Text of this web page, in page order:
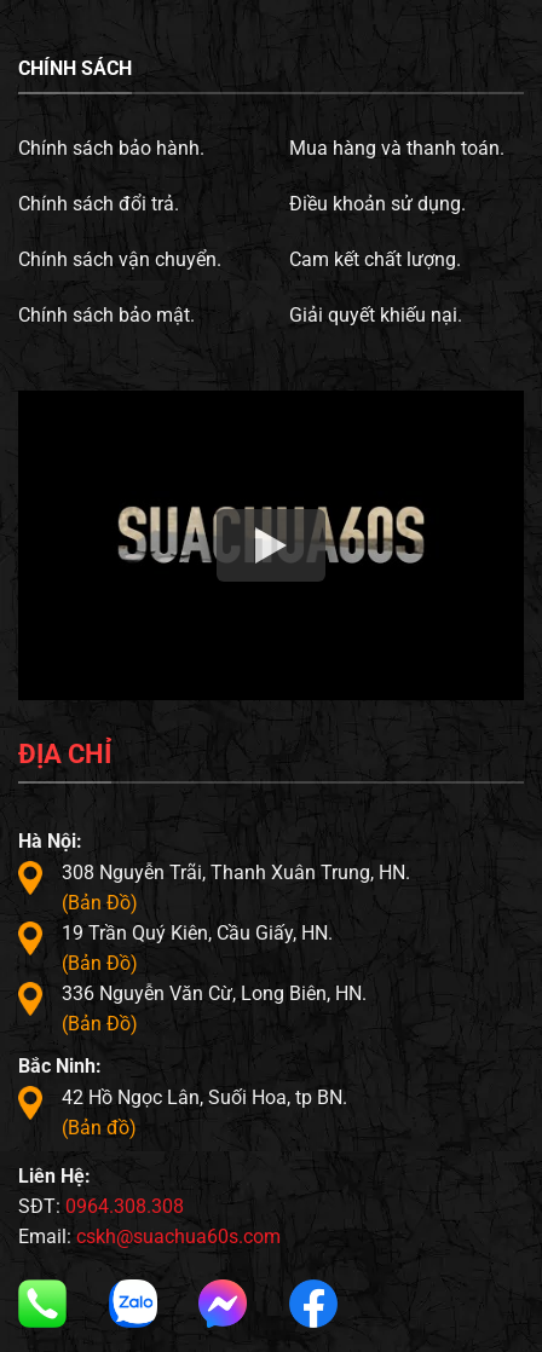
CHÍNH SÁCH
Chính sách bảo hành.
Chính sách đổi trả.
Chính sách vận chuyển.
Chính sách bảo mật.
Mua hàng và thanh toán.
Điều khoản sử dụng.
Cam kết chất lượng.
Giải quyết khiếu nại.
ĐỊA CHỈ
Hà Nội:
308 Nguyễn Trãi, Thanh Xuân Trung, HN.
(Bản Đồ)
19 Trần Quý Kiên, Cầu Giấy, HN.
(Bản Đồ)
336 Nguyễn Văn Cừ, Long Biên, HN.
(Bản Đồ)
Bắc Ninh:
42 Hồ Ngọc Lân, Suối Hoa, tp BN.
(Bản đồ)
Liên Hệ:
SĐT: 0964.308.308
Email: cskh@suachua60s.com